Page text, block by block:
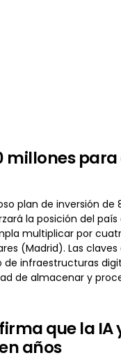
millones
plan de inversión
la posición del
multiplicar por
(Madrid). Las
infraestructuras
de almacenar y
que la
años